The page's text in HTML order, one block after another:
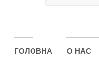
ГОЛОВНА О НАС